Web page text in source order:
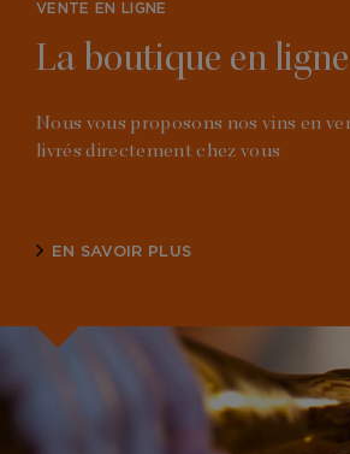
VENTE EN LIGNE
La boutique en ligne
Nous vous proposons nos vins en
livrés directement chez vous
EN SAVOIR PLUS